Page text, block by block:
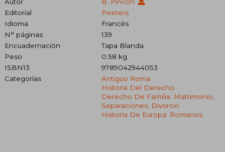
Editorial
Peeters
Idioma
Francés
N° páginas
139
Encuadernación
Tapa Blanda
Peso
0.58 kg.
ISBN13
9789042944053
Categorías
Antiguo Roma
Historia Del Derecho
Derecho De Familia: Matrimonio,
Separaciones, Divorcio
Historia De Europa: Romanos